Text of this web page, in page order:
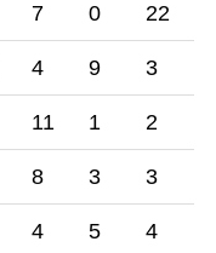
7 0 22
4 9 3
11 1 2
8 3 3
4 5 4